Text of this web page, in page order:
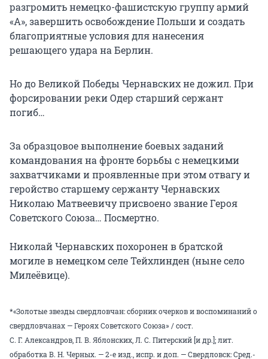
разгромить немецко-фашистскую группу армий
«А», завершить освобождение Польши и создать
благоприятные условия для нанесения
решающего удара на Берлин.
Но до Великой Победы Чернавских не дожил. При
форсировании реки Одер старший сержант
погиб…
За образцовое выполнение боевых заданий
командования на фронте борьбы с немецкими
захватчиками и проявленные при этом отвагу и
геройство старшему сержанту Чернавских
Николаю Матвеевичу присвоенозвание Героя
Советского Союза… Посмертно.
Николай Чернавских похоронен в братской
могиле в немецком селе Тейхлинден (ныне село
Милеёвице).
*«Золотые звезды свердловчан: сборник очерков и воспоминаний о
свердловчанах — Героях Советского Союза» / сост.
С. Г. Александров, П. В. Яблонских, Л. С. Питерский [и др.]; лит.
обработка В. Н. Черных. — 2-е изд., испр. и доп. — Свердловск: Сред.-